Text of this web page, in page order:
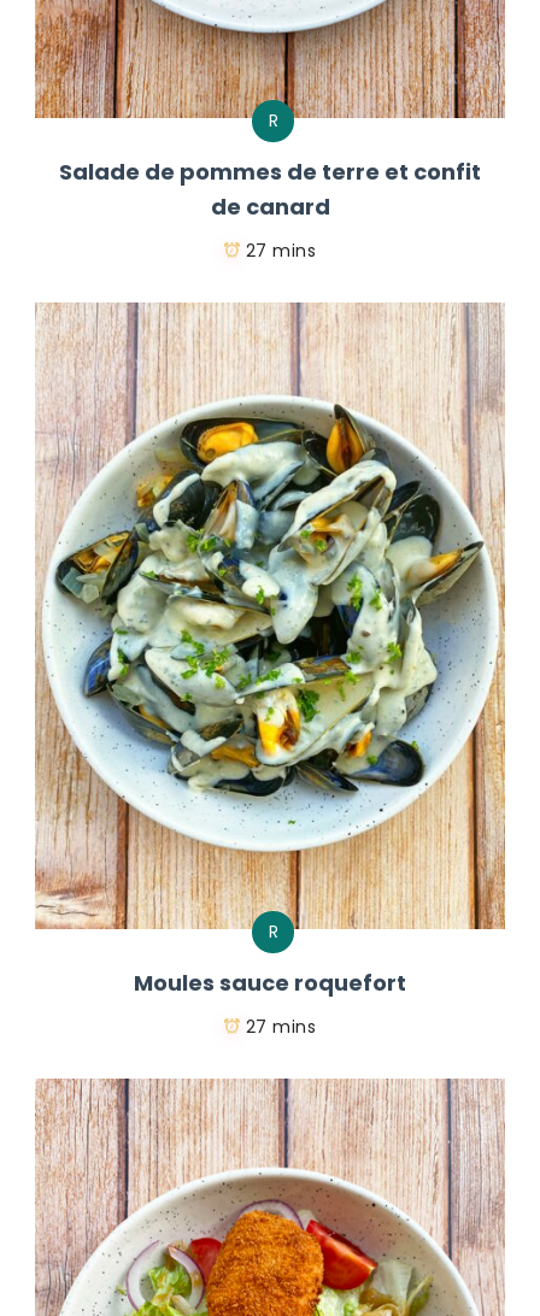
R
Salade de pommes de terre et confit
de canard
27 mins
R
Moules sauce roquefort
27 mins